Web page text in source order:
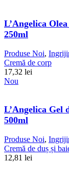
L’Angelica
250ml
Produse Noi,
Cremă de corp
17,32 lei
Nou
L’Angelica Gel
500ml
Produse Noi,
Cremă de duș și
12,81 lei